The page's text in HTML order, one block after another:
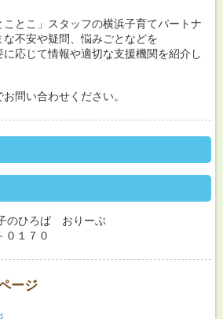
とこ」スタッフの横浜子育てパートナ
不安や疑問、悩みごとなどを
応じて情報や適切な支援機関を紹介し
問い合わせください。
のひろば おりーぶ
０１７０
ージ